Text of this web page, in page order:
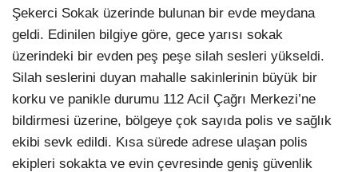
Şekerci Sokak üzerinde bulunan bir evde meydana
geldi. Edinilen bilgiye göre, gece yarısı sokak
üzerindeki bir evden peş peşe silah sesleri yükseldi.
Silah seslerini duyan mahalle sakinlerinin büyük bir
korku ve panikle durumu 112 Acil Çağrı Merkezi’ne
bildirmesi üzerine, bölgeye çok sayıda polis ve sağlık
ekibi sevk edildi. Kısa sürede adrese ulaşan polis
ekipleri sokakta ve evin çevresinde geniş güvenlik